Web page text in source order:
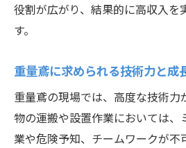
役割が広がり、結果的に高収入を
す。
重量鳶に求められる技術力と成
重量鳶の現場では、高度な技術力
物の運搬や設置作業においては
業や危険予知、チームワークが不